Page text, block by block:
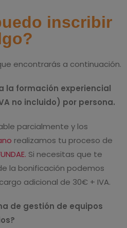
inscribir
encontrarás a continuación.
la formación experiencial
no incluido) por persona.
parcialmente y los
realizamos tu proceso de
Si necesitas que te
la bonificación podemos
adicional de 30€ + IVA.
de gestión de equipos